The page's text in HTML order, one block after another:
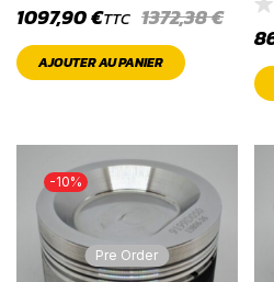
1372,38€
1097,90€TTC
AJOUTER AU PANIER
-10%
Pre Order